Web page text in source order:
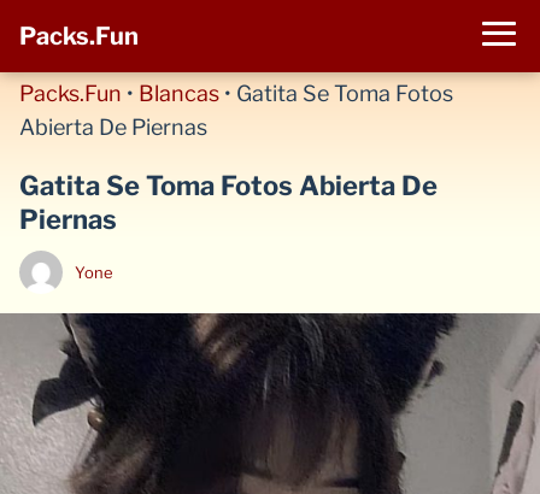
Packs.Fun
Packs.Fun • Blancas • Gatita Se Toma Fotos
Abierta De Piernas
Gatita Se Toma Fotos Abierta De
Piernas
Yone